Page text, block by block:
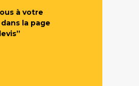
à votre
la page